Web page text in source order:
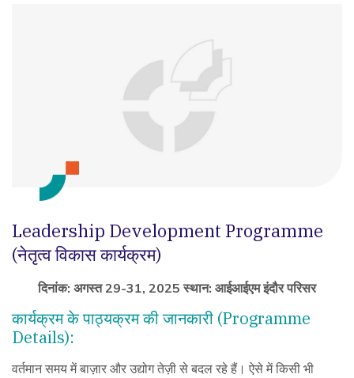
Leadership Development Programme
(नेतृत्व विकास कार्यक्रम)
दिनांक: अगस्त 29-31, 2025 स्थान: आईआईएम इंदौर परिसर
कार्यक्रम के पाठ्यक्रम की जानकारी (Programme
Details):
वर्तमान समय में बाज़ार और उद्योग तेज़ी से बदल रहे हैं। ऐसे में किसी भी